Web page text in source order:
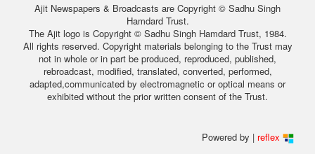
Ajit Newspapers & Broadcasts are Copyright © Sadhu Singh
Hamdard Trust.
The Ajit logo is Copyright © Sadhu Singh Hamdard Trust, 1984.
All rights reserved. Copyright materials belonging to the Trust may
not in whole or in part be produced, reproduced, published,
rebroadcast, modified, translated, converted, performed,
adapted,communicated by electromagnetic or optical means or
exhibited without the prior written consent of the Trust.
Powered by | reflex